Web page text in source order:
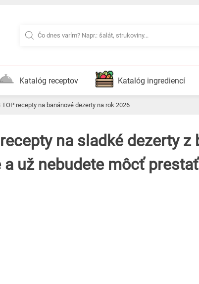
Katalóg receptov Katalóg ingrediencí
3 TOP recepty na banánové dezerty na rok 2026
a už nebudete môcť prestať